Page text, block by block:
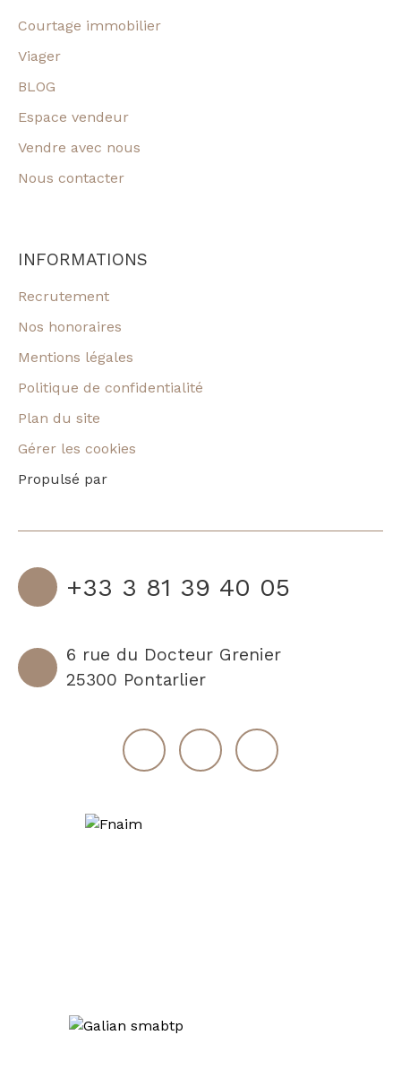
Courtage immobilier
Viager
BLOG
Espace vendeur
Vendre avec nous
Nous contacter
INFORMATIONS
Recrutement
Nos honoraires
Mentions légales
Politique de confidentialité
Plan du site
Gérer les cookies
Propulsé par
+33 3 81 39 40 05
6 rue du Docteur Grenier
25300 Pontarlier